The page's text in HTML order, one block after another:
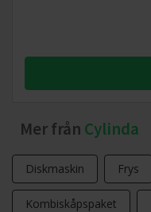
Mer från Cylinda
Diskmaskin Frys
Kombiskåpspaket